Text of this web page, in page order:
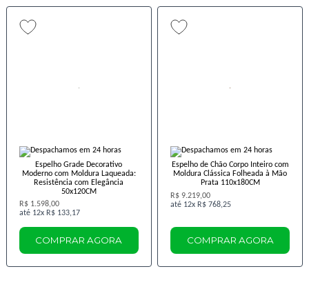
Espelho Grade Decorativo
Moderno com Moldura Laqueada:
Resistência com Elegância
50x120CM
R$ 1.598,00
12x R$ 133,17
COMPRAR AGORA
Espelho de Chão Corpo Inteiro com
Moldura Clássica Folheada à Mão
Prata 110x180CM
R$ 9.219,00
12x R$ 768,25
COMPRAR AGORA